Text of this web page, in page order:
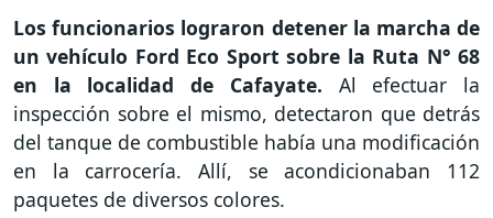
Los funcionarios lograron detener la marcha de
un vehículo Ford Eco Sport sobre la Ruta N° 68
en la localidad de Cafayate. Al efectuar la
inspección sobre el mismo, detectaron que detrás
del tanque de combustible había una modificación
en la carrocería. Allí, se acondicionaban 112
paquetes de diversos colores.